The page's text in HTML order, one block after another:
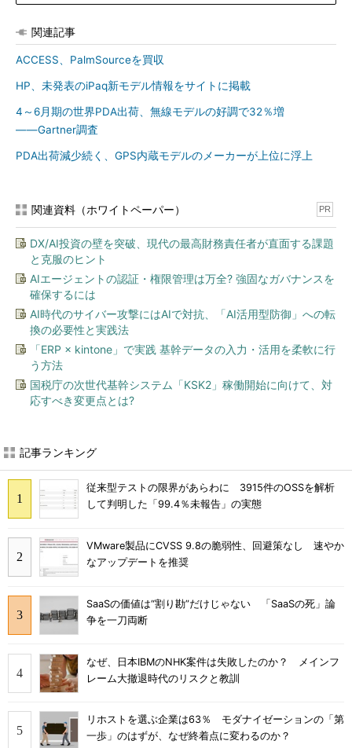
関連記事
ACCESS、PalmSourceを買収
HP、未発表のiPaq新モデル情報をサイトに掲載
4～6月期の世界PDA出荷、無線モデルの好調で32％増
――Gartner調査
PDA出荷減少続く、GPS内蔵モデルのメーカーが上位に浮上
関連資料（ホワイトペーパー） PR
DX/AI投資の壁を突破、現代の最高財務責任者が直面する課題
と克服のヒント
AIエージェントの認証・権限管理は万全? 強固なガバナンスを
確保するには
AI時代のサイバー攻撃にはAIで対抗、「AI活用型防御」への転
換の必要性と実践法
「ERP × kintone」で実践 基幹データの入力・活用を柔軟に行
う方法
国税庁の次世代基幹システム「KSK2」稼働開始に向けて、対
応すべき変更点とは?
記事ランキング
従来型テストの限界があらわに 3915件のOSSを解析
して判明した「99.4％未報告」の実態
VMware製品にCVSS 9.8の脆弱性、回避策なし 速やか
なアップデートを推奨
SaaSの価値は“割り勘”だけじゃない 「SaaSの死」論
争を一刀両断
なぜ、日本IBMのNHK案件は失敗したのか？ メインフ
レーム大撤退時代のリスクと教訓
リホストを選ぶ企業は63％ モダナイゼーションの「第
一歩」のはずが、なぜ終着点に変わるのか？